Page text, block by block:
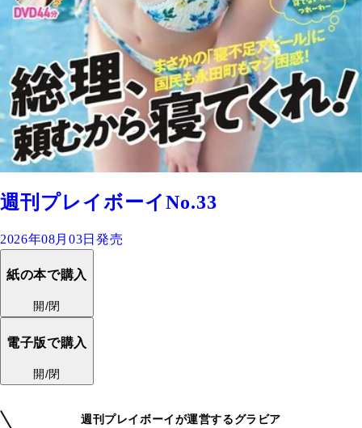
週刊プレイボーイNo.33
2026年08月03日発売
紙の本で購入
開/閉
電子版で購入
開/閉
週刊プレイボーイが運営するグラビア